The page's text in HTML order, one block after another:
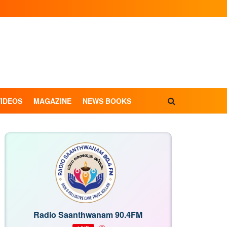
MAGAZINE NEWS BOOKS
Radio Saanthwanam 90.4FM